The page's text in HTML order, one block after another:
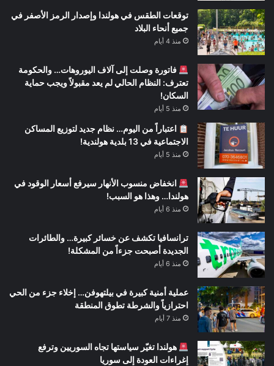
توقعات الطقس في هولندا وإصدار الرمز الأصفر في
جميع أنحاء البلاد
منذ 4 أيام
فاتورة وصلت إلى آلاف اليوروهات… والحكومة
تعترف: النظام الحالي لم يعد مقبولاً ويجب حماية
السكان!
منذ 5 أيام
اعتباراً من اليوم… نظام جديد لتوزيع المساكن
الاجتماعية في 13 بلدية هولندية!
منذ 5 أيام
انخفاض منسوب الأنهار سيرفع أسعار الوقود في
هولندا… وهذا هو السبب!
منذ 6 أيام
ترانسافيا تكشف عن خسائر كبيرة… والطائرات
الجديدة أصبحت جزءاً من المشكلة!
منذ 6 أيام
عملية أمنية كبيرة في بيلتهوفن… إخلاء جزء من الحي
احترازياً والشرطة تطوق المنطقة
منذ 7 أيام
هولندا تغيّر سياستها تجاه السوريين وترفع
إغراءات العودة إلى سوريا